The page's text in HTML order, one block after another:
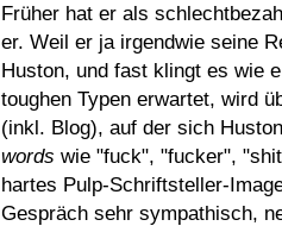
Früher hat er als
er. Weil er ja irgendwie seine
Huston, und fast klingt es wie
toughen Typen erwartet, wird
(inkl. Blog), auf der sich
words wie "fuck", "fucker",
hartes Pulp-Schriftsteller-
Gespräch sehr sympathisch,